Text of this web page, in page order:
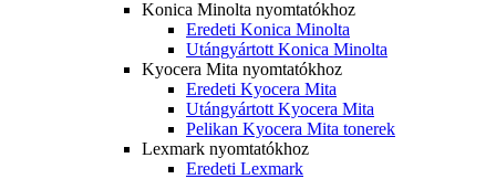
Konica Minolta nyomtatókhoz
Eredeti Konica Minolta
Utángyártott Konica Minolta
Kyocera Mita nyomtatókhoz
Eredeti Kyocera Mita
Utángyártott Kyocera Mita
Pelikan Kyocera Mita tonerek
Lexmark nyomtatókhoz
Eredeti Lexmark